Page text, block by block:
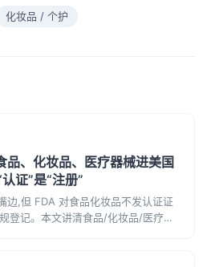
化妆品 / 个护
品、化妆品、医疗器械进美国
证”是“注册”
边,但 FDA 对食品化妆品不发认证证
登记。本文讲清食品/化妆品/医疗器